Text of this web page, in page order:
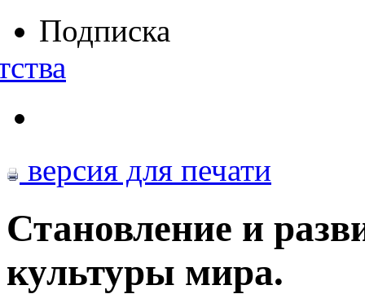
Подписка
версия для печати
Становление и
культуры мира.